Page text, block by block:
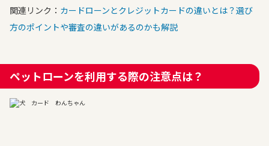
関連リンク： カードローンとクレジットカードの違いとは？選び
方のポイントや審査の違いがあるのかも解説
ペットローンを利用する際の注意点は？